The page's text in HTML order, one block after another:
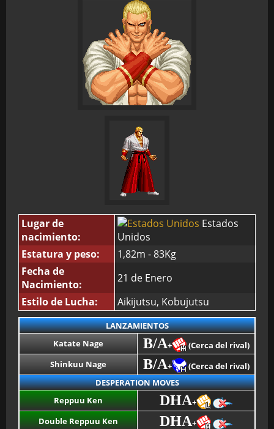
Lugar de
nacimiento:
Estados
Unidos
Estatura y peso:
1,82m - 83Kg
Fecha de
Nacimiento:
21 de Enero
Estilo de Lucha:
Aikijutsu, Kobujutsu
LANZAMIENTOS
Katate Nage
B/A+
(Cerca del rival)
Shinkuu Nage
B/A+
(Cerca del rival)
DESPERATION MOVES
Reppuu Ken
DHA+
Double Reppuu Ken
DHA+